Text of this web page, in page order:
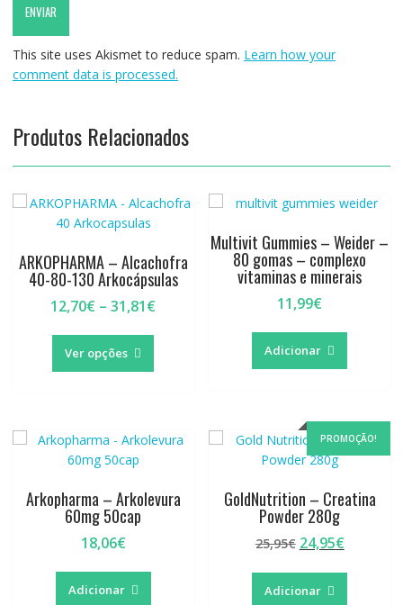
This site uses Akismet to reduce spam. Learn how your
comment data is processed.
Produtos Relacionados
ARKOPHARMA – Alcachofra
40-80-130 Arkocápsulas
12,70€ – 31,81€Price
Ver opções
This
has
options
chosen
Multivit Gummies – Weider –
80 gomas – complexo
vitaminas e minerais
11,99€
Adicionar
Arkopharma – Arkolevura
60mg 50cap
18,06€
Adicionar
PROMOÇÃO!
GoldNutrition – Creatina
Powder 280g
25,95€ O
original
era:
24,95€O
Adicionar